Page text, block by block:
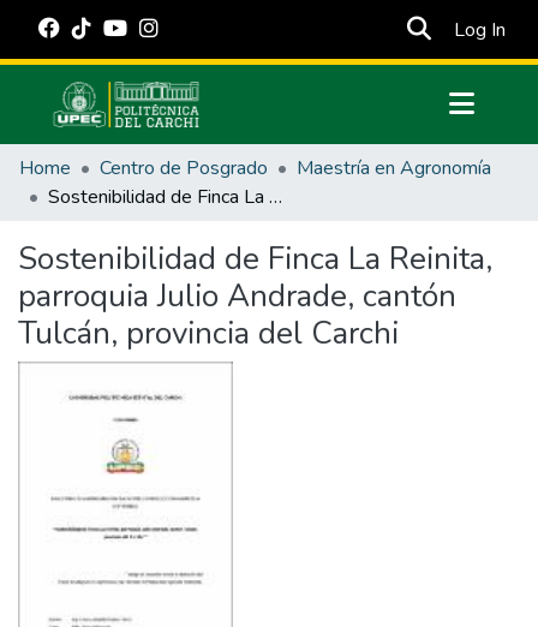
Log In
Communities & Collections
All of DSpace
Estadísticas Externas
Manuales
Home Centro de Posgrado
Maestría en Agronomía
Sostenibilidad de Finca La Reinita, parroquia Julio Andrade, cantón Tulcán, provincia del Carchi
Sostenibilidad de Finca La Reinita,
parroquia Julio Andrade, cantón
Tulcán, provincia del Carchi